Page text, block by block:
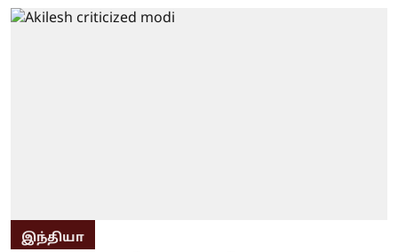
இந்தியா